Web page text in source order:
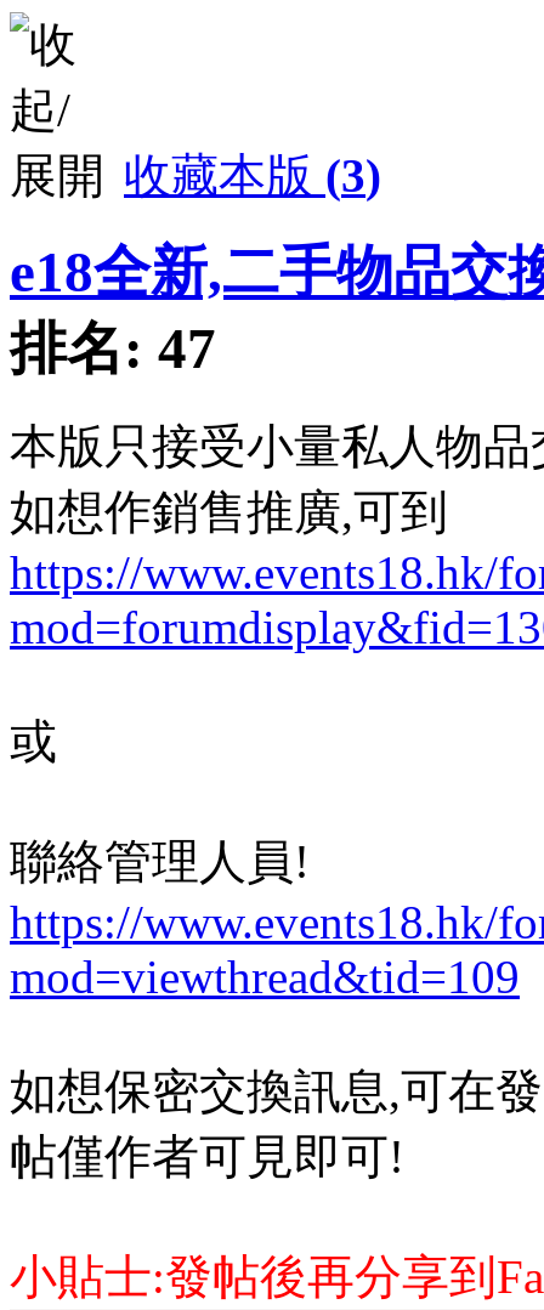
收藏本版 (3)
e18全新,二手物品交
排名: 47
本版只接受小量私人物
如想作銷售推廣,可到
https://www.events18.hk/
或
聯絡管理人員!
https://www.events18.hk/
mod=viewthread&tid=109
如想保密交換訊息,可在
帖僅作者可見即可!
小貼士:發帖後再分享到